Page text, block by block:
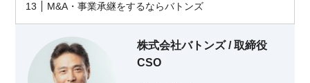
M&A・事業承継をするならバトンズ
株式会社バトンズ / 取締役
CSO